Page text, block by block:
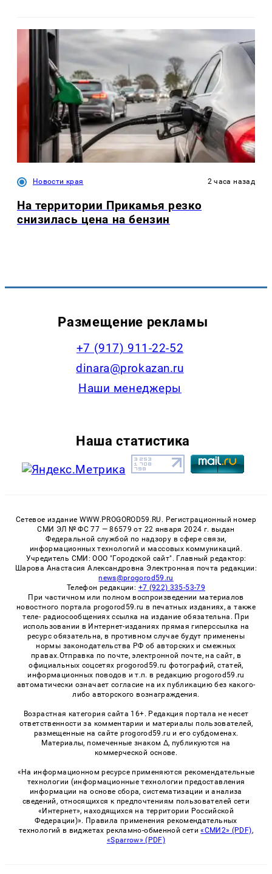
Новости края 2 часа назад
На территории Прикамья резко
снизилась цена на бензин
Размещение рекламы
+7 (917) 911-22-52
dinara@prokazan.ru
Наши менеджеры
Наша статистика
Сетевое издание WWW.PROGOROD59.RU. Регистрационный номер
СМИ ЭЛ № ФС 77 — 86579 от 22 января 2024 г. выдан
Федеральной службой по надзору в сфере связи,
информационных технологий и массовых коммуникаций.
Учредитель СМИ: ООО "Городской сайт". Главный редактор:
Шарова Анастасия Александровна Электронная почта редакции:
news@progorod59.ru
Телефон редакции: +7 (922) 335-53-79
При частичном или полном воспроизведении материалов
новостного портала progorod59.ru в печатных изданиях, а также
теле- радиосообщениях ссылка на издание обязательна. При
использовании в Интернет-изданиях прямая гиперссылка на
ресурс обязательна, в противном случае будут применены
нормы законодательства РФ об авторских и смежных
правах.Отправка по почте, электронной почте, на сайт, в
официальных соцсетях progorod59.ru фотографий, статей,
информационных поводов и т.п. в редакцию progorod59.ru
автоматически означает согласие на их публикацию без какого-
либо авторского вознаграждения.
Возрастная категория сайта 16+. Редакция портала не несет
ответственности за комментарии и материалы пользователей,
размещенные на сайте progorod59.ru и его субдоменах.
Материалы, помеченные знаком Δ, публикуются на
коммерческой основе.
«На информационном ресурсе применяются рекомендательные
технологии (информационные технологии предоставления
информации на основе сбора, систематизации и анализа
сведений, относящихся к предпочтениям пользователей сети
«Интернет», находящихся на территории Российской
Федерации)». Правила применения рекомендательных
технологий в виджетах рекламно-обменной сети«СМИ2» (PDF),
«Sparrow» (PDF)